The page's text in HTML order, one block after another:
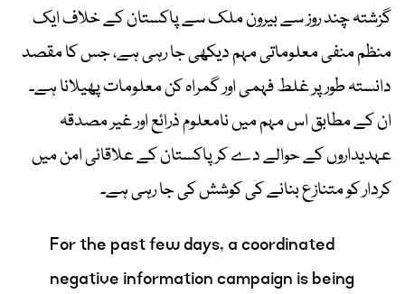
گزشتہ چند روز سے بیرون ملک سے پاکستان کے خلاف ایک
منظم منفی معلوماتی مہم دیکھی جا رہی ہے، جس کا مقصد
دانستہ طور پر غلط فہمی اور گمراہ کن معلومات پھیلانا ہے۔
ان کے مطابق اس مہم میں نامعلوم ذرائع اور غیر مصدقہ
عہدیداروں کے حوالے دے کر پاکستان کے علاقائی امن میں
کردار کو متنازع بنانے کی کوشش کی جا رہی ہے۔
For the past few days, a coordinated
negative information campaign is being